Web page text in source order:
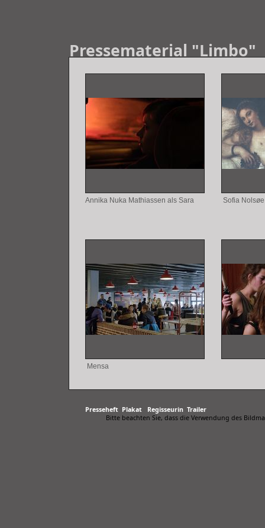
Pressematerial "Limbo"
Annika Nuka Mathiassen als Sara Sofia
Mensa
Presseheft Plakat Regisseurin Trailer
Bitte beachten Sie, dass die Verwendung des